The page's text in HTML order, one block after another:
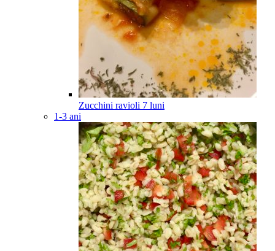
Zucchini ravioli 7 luni
1-3 ani